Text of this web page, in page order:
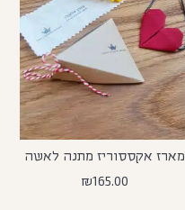
מארז אקססוריז מתנה לאשה
₪165.00